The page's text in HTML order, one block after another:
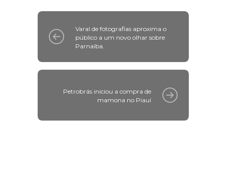
Varal de fotografias aproxima o
público a um novo olhar sobre
Parnaíba.
Petrobrás iniciou a compra de
mamona no Piauí